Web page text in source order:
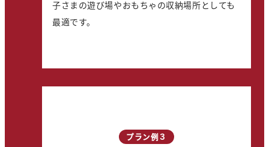
子さまの遊び場やおもちゃの収納場所としても
最適です。
プラン例３